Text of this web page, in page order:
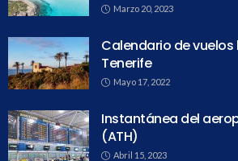
Marzo 20, 2023
Calendario de
Tenerife
Mayo 17, 2022
Instantánea del
(ATH)
Abril 15, 2023